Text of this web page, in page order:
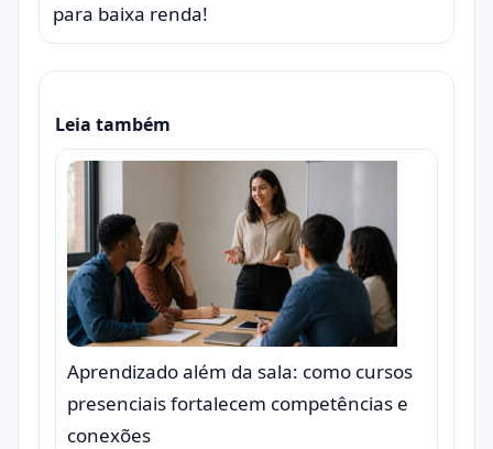
para baixa renda!
Leia também
Aprendizado além da sala: como cursos
presenciais fortalecem competências e
conexões